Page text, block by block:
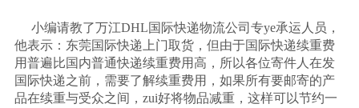
小编请教了万江DHL国际快递物流公司专ye承运人员，
他表示：东莞国际快递上门取货，但由于国际快递续重费
用普遍比国内普通快递续重费用高，所以各位寄件人在发
国际快递之前，需要了解续重费用，如果所有要邮寄的产
品在续重与受众之间， zui好将物品减重，这样可以节约一